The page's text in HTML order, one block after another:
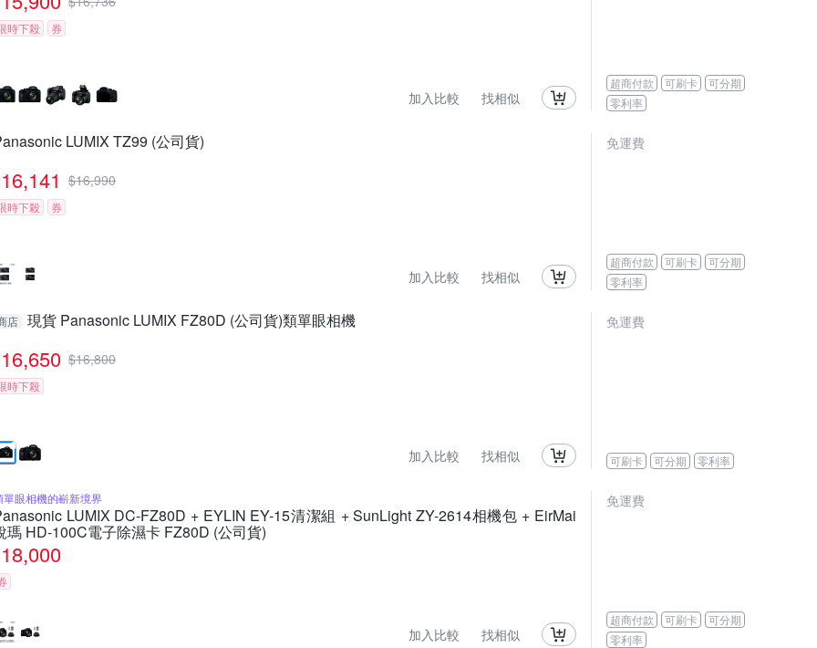
時下殺 券
加入比較 找相似
超商付款 可刷卡
可分期
零利率
LUMIX TZ99 (公司貨)
16,141 $16,990
時下殺 券
加入比較 找相似
免運費
超商付款 可刷卡
可分期
零利率
店 現貨 Panasonic LUMIX FZ80D (公司貨)類單眼相機
16,650 $16,800
時下殺
加入比較 找相似
免運費
可刷卡 可分期 零利率
單眼相機的嶄新境界
LUMIX DC-FZ80D + EYLIN EY-15清潔組 + SunLight ZY-2614相機包 + EirMai
瑪 HD-100C電子除濕卡 FZ80D (公司貨)
18,000
加入比較 找相似
免運費
超商付款 可刷卡
可分期
零利率